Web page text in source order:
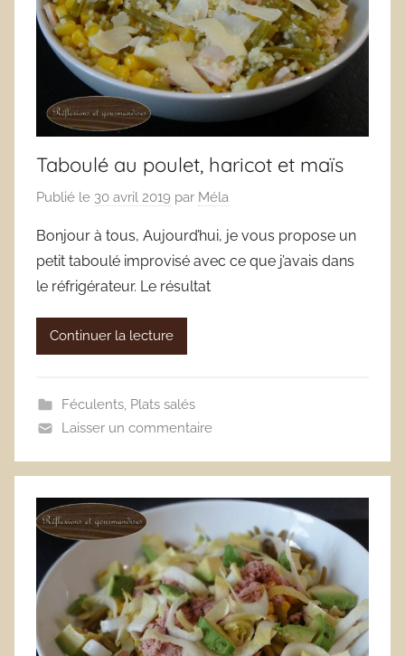
Taboulé au poulet, haricot et maïs
Publié le 30 avril 2019 par Méla
Bonjour à tous, Aujourd’hui, je vous propose un
petit taboulé improvisé avec ce que j’avais dans
le réfrigérateur. Le résultat
Continuer la lecture
Féculents, Plats salés
Laisser un commentaire